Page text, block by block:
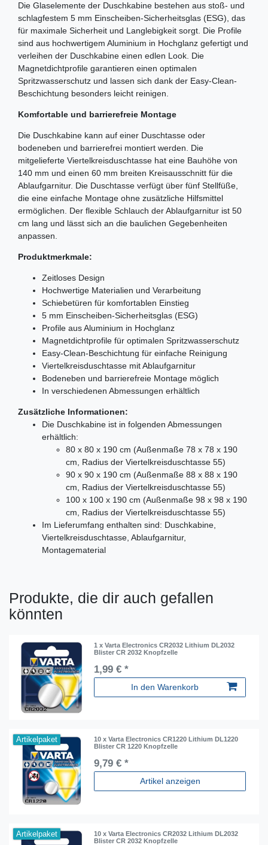
Die Glaselemente der Duschkabine bestehen aus stoß- und
schlagfestem 5 mm Einscheiben-Sicherheitsglas (ESG), das
für maximale Sicherheit und Langlebigkeit sorgt. Die Profile
sind aus hochwertigem Aluminium in Hochglanz gefertigt und
verleihen der Duschkabine einen edlen Look. Die
Magnetdichtprofile garantieren einen optimalen
Spritzwasserschutz und lassen sich dank der Easy-Clean-
Beschichtung besonders leicht reinigen.
Komfortable und barrierefreie Montage
Die Duschkabine kann auf einer Duschtasse oder
bodeneben und barrierefrei montiert werden. Die
mitgelieferte Viertelkreisduschtasse hat eine Bauhöhe von
140 mm und einen 60 mm breiten Kreisausschnitt für die
Ablaufgarnitur. Die Duschtasse verfügt über fünf Stellfüße,
die eine einfache Montage ohne zusätzliche Hilfsmittel
ermöglichen. Der flexible Schlauch der Ablaufgarnitur ist 50
cm lang und lässt sich an die baulichen Gegebenheiten
anpassen.
Produktmerkmale:
Zeitloses Design
Hochwertige Materialien und Verarbeitung
Schiebetüren für komfortablen Einstieg
5 mm Einscheiben-Sicherheitsglas (ESG)
Profile aus Aluminium in Hochglanz
Magnetdichtprofile für optimalen Spritzwasserschutz
Easy-Clean-Beschichtung für einfache Reinigung
Viertelkreisduschtasse mit Ablaufgarnitur
Bodeneben und barrierefreie Montage möglich
In verschiedenen Abmessungen erhältlich
Zusätzliche Informationen:
Die Duschkabine ist in folgenden Abmessungen
erhältlich:
80 x 80 x 190 cm (Außenmaße 78 x 78 x 190
cm, Radius der Viertelkreisduschtasse 55)
90 x 90 x 190 cm (Außenmaße 88 x 88 x 190
cm, Radius der Viertelkreisduschtasse 55)
100 x 100 x 190 cm (Außenmaße 98 x 98 x 190
cm, Radius der Viertelkreisduschtasse 55)
Im Lieferumfang enthalten sind: Duschkabine,
Viertelkreisduschtasse, Ablaufgarnitur,
Montagematerial
Produkte, die dir auch gefallen
könnten
1 x Varta Electronics CR2032 Lithium DL2032
Blister CR 2032 Knopfzelle
1,99 € *
In den Warenkorb
Artikelpaket
10 x Varta Electronics CR1220 Lithium DL1220
Blister CR 1220 Knopfzelle
9,79 € *
Artikel anzeigen
Artikelpaket
10 x Varta Electronics CR2032 Lithium DL2032
Blister CR 2032 Knopfzelle